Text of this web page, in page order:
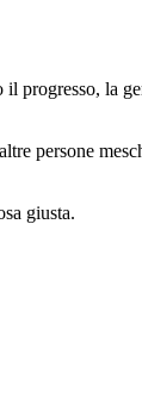
progresso, la
persone
giusta.